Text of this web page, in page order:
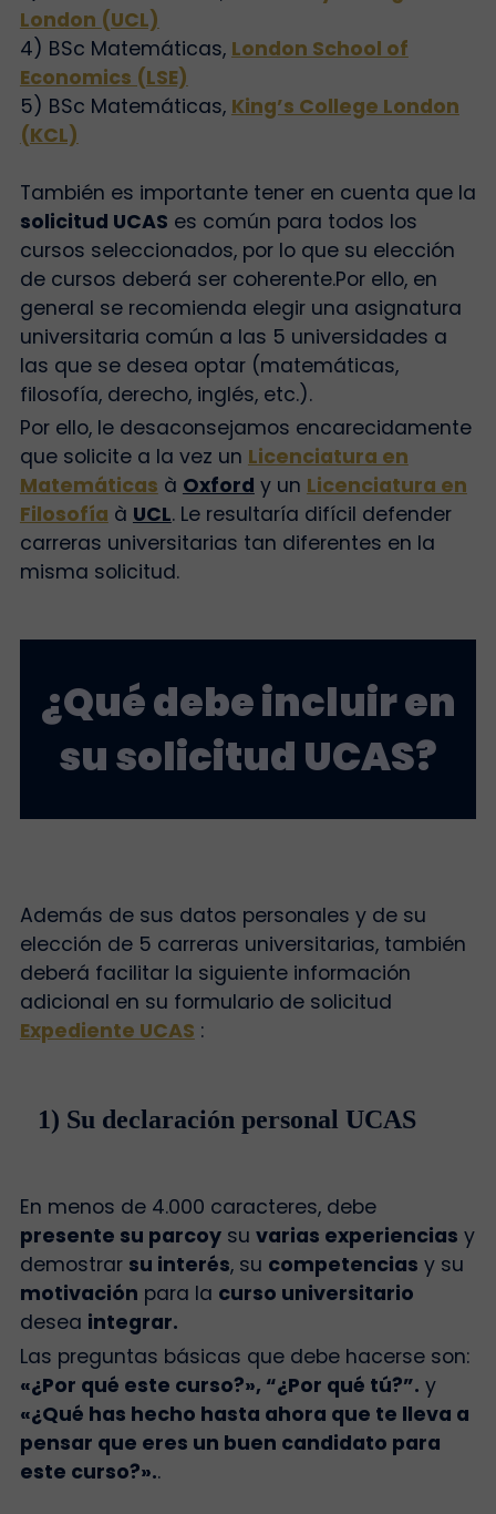
London (UCL)
4) BSc Matemáticas, London School of
Economics (LSE)
5) BSc Matemáticas, King’s College London
(KCL)
También es importante tener en cuenta que la
solicitud UCAS es común para todos los
cursos seleccionados, por lo que su elección
de cursos deberá ser coherente.Por ello, en
general se recomienda elegir una asignatura
universitaria común a las 5 universidades a
las que se desea optar (matemáticas,
filosofía, derecho, inglés, etc.).
Por ello, le desaconsejamos encarecidamente
que solicite a la vez un Licenciatura en
Matemáticas à Oxford y un Licenciatura en
Filosofía à UCL. Le resultaría difícil defender
carreras universitarias tan diferentes en la
misma solicitud.
¿Qué debe incluir en
su solicitud UCAS?
Además de sus datos personales y de su
elección de 5 carreras universitarias, también
deberá facilitar la siguiente información
adicional en su formulario de solicitud
Expediente UCAS :
1) Su declaración personal UCAS
En menos de 4.000 caracteres, debe
presente su parcoysu varias experiencias y
demostrar su interés, su competencias y su
motivación para la curso universitario
desea integrar.
Las preguntas básicas que debe hacerse son:
«¿Por qué este curso?», “¿Por qué tú?”. y
«¿Qué has hecho hasta ahora que te lleva a
pensar que eres un buen candidato para
este curso?»..